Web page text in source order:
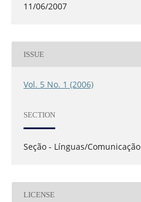
11/06/2007
ISSUE
Vol. 5 No. 1 (2006)
SECTION
Seção - Línguas/Comunicação
LICENSE